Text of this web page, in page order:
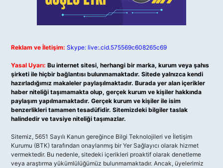
Reklam ve İletişim: Skype: live:.cid.575569c608265c69
Yasal Uyarı: Bu internet sitesi, herhangi bir marka, kurum veya şahıs
şirketi ile hiçbir bağlantısı bulunmamaktadır. Sitede yalnızca kendi
hazırladığımız makaleler paylaşılmaktadır. Burada yer alan içerikler
haber niteliği taşımamakta olup, gerçek kurum ve kişiler hakkında
paylaşım yapılmamaktadır. Gerçek kurum ve kişiler ile isim
benzerlikleri tamamen tesadüfidir. Sitemizdeki bilgiler taslak
halindedir ve tavsiye niteliği taşımazlar.
Sitemiz, 5651 Sayılı Kanun gereğince Bilgi Teknolojileri ve İletişim
Kurumu (BTK) tarafından onaylanmış bir Yer Sağlayıcı olarak hizmet
vermektedir. Bu nedenle, sitedeki içerikleri proaktif olarak denetleme
veya araştırma yükümlülüğümüz bulunmamaktadır. Ancak, üyelerimiz